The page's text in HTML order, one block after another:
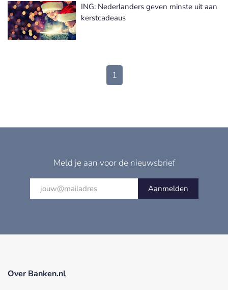
ING: Nederlanders geven minste uit aan
kerstcadeaus
1
Meld je aan voor de nieuwsbrief
Aanmelden
Over Banken.nl